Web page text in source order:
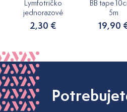
Lymfotričko
jednorazové
2,30 €
BB tape
5m
19,90